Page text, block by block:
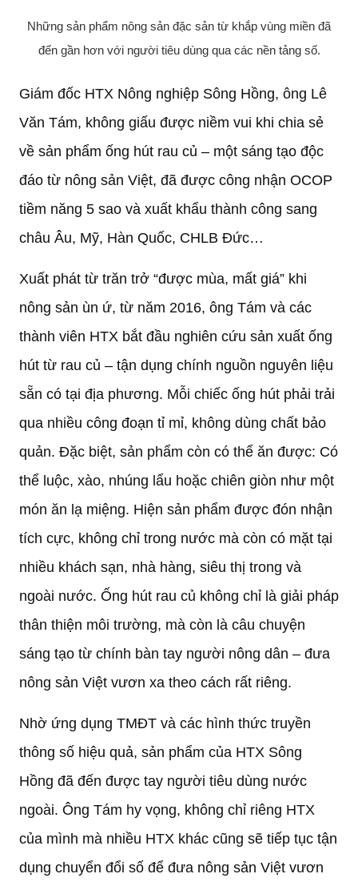
Những sản phẩm nông sản đặc sản từ khắp vùng miền đã
đến gần hơn với người tiêu dùng qua các nền tảng số.
Giám đốc HTX Nông nghiệp Sông Hồng, ông Lê
Văn Tám, không giấu được niềm vui khi chia sẻ
về sản phẩm ống hút rau củ – một sáng tạo độc
đáo từ nông sản Việt, đã được công nhận OCOP
tiềm năng 5 sao và xuất khẩu thành công sang
châu Âu, Mỹ, Hàn Quốc, CHLB Đức…
Xuất phát từ trăn trở “được mùa, mất giá” khi
nông sản ùn ứ, từ năm 2016, ông Tám và các
thành viên HTX bắt đầu nghiên cứu sản xuất ống
hút từ rau củ – tận dụng chính nguồn nguyên liệu
sẵn có tại địa phương. Mỗi chiếc ống hút phải trải
qua nhiều công đoạn tỉ mỉ, không dùng chất bảo
quản. Đặc biệt, sản phẩm còn có thể ăn được: Có
thể luộc, xào, nhúng lẩu hoặc chiên giòn như một
món ăn lạ miệng. Hiện sản phẩm được đón nhận
tích cực, không chỉ trong nước mà còn có mặt tại
nhiều khách sạn, nhà hàng, siêu thị trong và
ngoài nước. Ống hút rau củ không chỉ là giải pháp
thân thiện môi trường, mà còn là câu chuyện
sáng tạo từ chính bàn tay người nông dân – đưa
nông sản Việt vươn xa theo cách rất riêng.
Nhờ ứng dụng TMĐT và các hình thức truyền
thông số hiệu quả, sản phẩm của HTX Sông
Hồng đã đến được tay người tiêu dùng nước
ngoài. Ông Tám hy vọng, không chỉ riêng HTX
của mình mà nhiều HTX khác cũng sẽ tiếp tục tận
dụng chuyển đổi số để đưa nông sản Việt vươn